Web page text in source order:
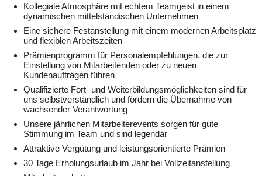
Kollegiale Atmosphäre mit echtem Teamgeist in einem
dynamischen mittelständischen Unternehmen
Eine sichere Festanstellung mit einem modernen Arbeitsplatz
und flexiblen Arbeitszeiten
Prämienprogramm für Personalempfehlungen, die zur
Einstellung von Mitarbeitenden oder zu neuen
Kundenaufträgen führen
Qualifizierte Fort- und Weiterbildungsmöglichkeiten sind für
uns selbstverständlich und fördern die Übernahme von
wachsender Verantwortung
Unsere jährlichen Mitarbeiterevents sorgen für gute
Stimmung im Team und sind legendär
Attraktive Vergütung und leistungsorientierte Prämien
30 Tage Erholungsurlaub im Jahr bei Vollzeitanstellung